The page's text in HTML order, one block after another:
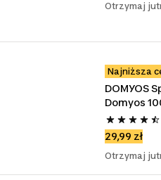
Otrzymaj
Najniższa
DOMYOS
Domyos
29,99 zł
Otrzymaj